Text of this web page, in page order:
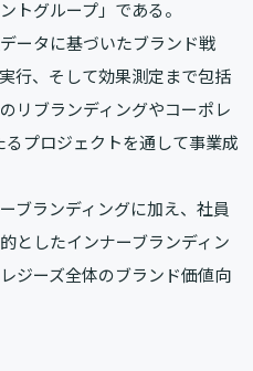
トグループ」である。
ータに基づいたブランド戦
行、そして効果測定まで包括
リブランディングやコーポレ
プロジェクトを通して事業成
ブランディングに加え、社員
としたインナーブランディン
ジーズ全体のブランド価値向